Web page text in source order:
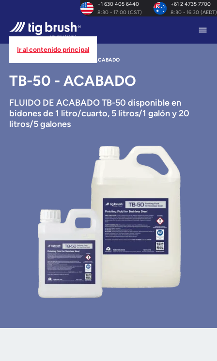
Ir al contenido principal
+1 630 405 6440
8:30 - 17:00 (CST)
+61 2 4735 7700
8:30 - 16:30 (AEDT)
TB-50 - ACABADO
TB-50 - ACABADO
FLUIDO DE ACABADO TB-50 disponible en
bidones de 1 litro/cuarto, 5 litros/1 galón y 20
litros/5 galones